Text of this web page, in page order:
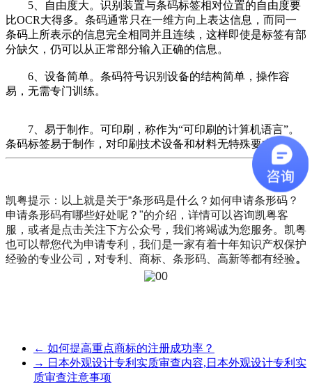
5、自由度大。识别装置与条码标签相对位置的自由度要
比OCR大得多。条码通常只在一维方向上表达信息，而同一
条码上所表示的信息完全相同并且连续，这样即使是标签有部
分缺欠，仍可以从正常部分输入正确的信息。
6、设备简单。条码符号识别设备的结构简单，操作容
易，无需专门训练。
7、易于制作。可印刷，称作为“可印刷的计算机语言”。
条码标签易于制作，对印刷技术设备和材料无特殊要求。
凯粤提示：以上就是关于“条形码是什么？如何申请条形码？
申请条形码有哪些好处呢？"的介绍，详情可以咨询凯粤客
服，或者是点击关注下方公众号，我们将竭诚为您服务。凯粤
也可以帮您代为申请专利，我们是一家有着十年知识产权保护
经验的专业公司，对专利、商标、条形码、高新等都有经验。
← 如何提高重点商标的注册成功率？
→ 日本外观设计专利实质审查内容,日本外观设计专利实
质审查注意事项